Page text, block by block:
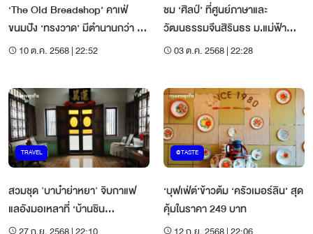
‘The Old Breadshop’ คาเฟ่
ขนมปัง ‘ทรงวาด’ มีตำนานกว่า 70
ปี 10 ต.ค. 2568 | 22:52
ชม ‘ศิลป์’ ที่ศูนย์ภาษาและ
วัฒนธรรมจีนสิรินธร ม.แม่ฟ้า
หลวง03 ต.ค. 2568 | 22:28
TRAVEL
สวมชุด 'บาบ๋าย่าหยา' จิบกาแฟ
แลอังมอเหลาที่ ‘บ้านชิน
ประชา’ภูเก็ต
@TASTE
‘บุฟเฟ่ต์’ข้าวต้ม ‘ครัวเมอร์ลิน’ สุด
คุ้มในราคา 249 บาท